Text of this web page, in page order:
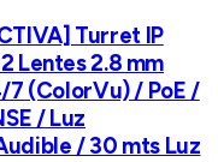
Turret IP
Lentes 2.8 mm
7 (ColorVu) / PoE /
/ Luz
/ 30 mts Luz